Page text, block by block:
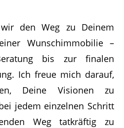
den Weg zu Deinem
Wunschimmobilie –
bis zur finalen
Ich freue mich darauf,
Deine Visionen zu
jedem einzelnen Schritt
Weg tatkräftig zu